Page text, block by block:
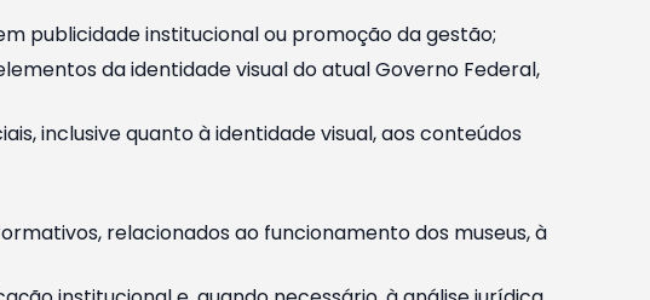
publicidade institucional ou promoção da gestão;
da identidade visual do atual Governo Federal,
inclusive quanto à identidade visual, aos conteúdos
relacionados ao funcionamento dos museus, à